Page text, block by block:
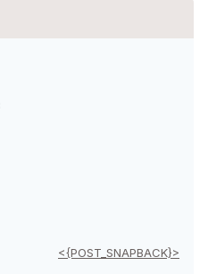
<{POST_SNAPBACK}>